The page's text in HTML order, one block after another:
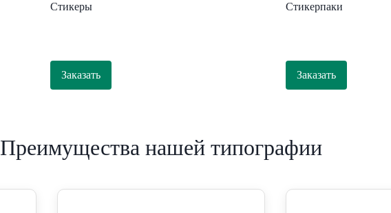
Стикеры
Заказать
Стикерпаки
Заказать
Преимущества нашей типографии